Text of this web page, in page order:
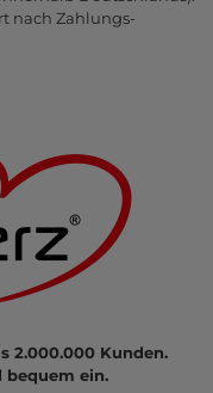
nach Zahlungs­
2.000.000 Kunden.
bequem ein.